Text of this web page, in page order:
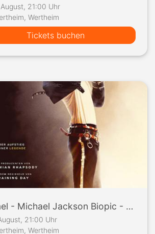
21:00 Uhr
Wertheim
Tickets buchen
Michael - Michael Jackson Biopic - Burgfilmfest Wertheim 2026
21:00 Uhr
Wertheim